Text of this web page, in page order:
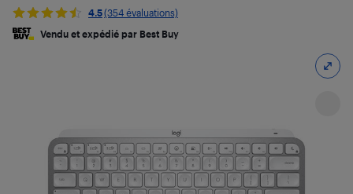
4.5(354 évaluations)
Vendu et expédié par Best Buy